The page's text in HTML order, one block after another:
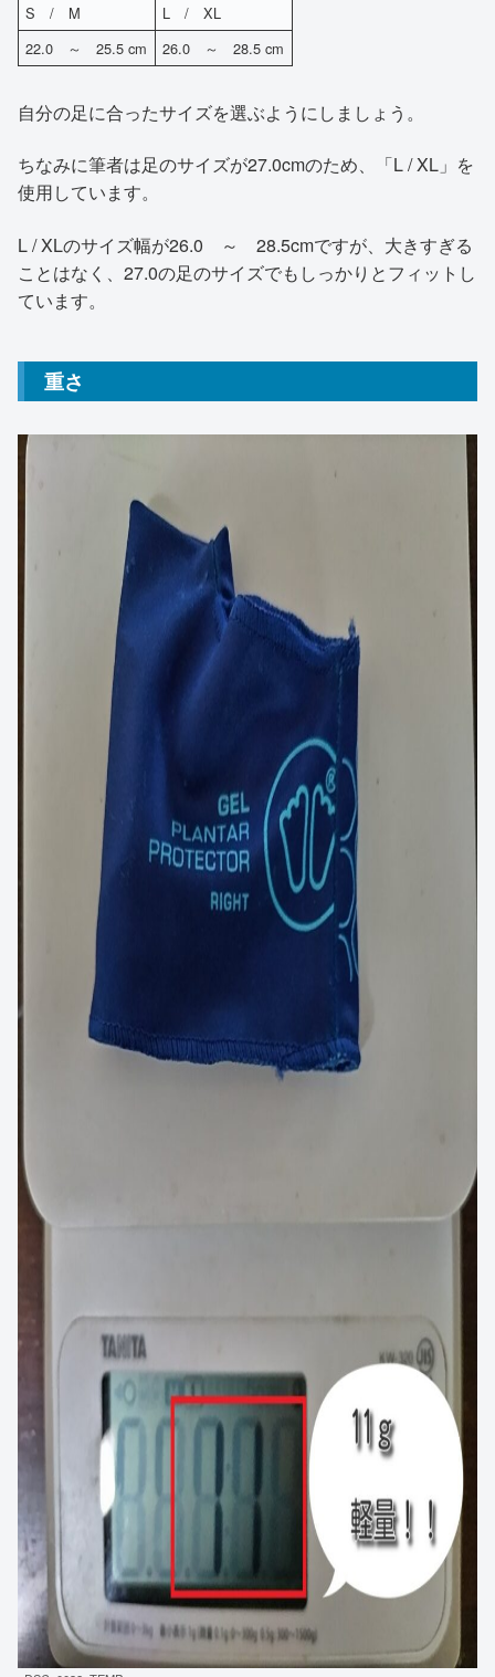
S / M
L / XL
22.0 ～ 25.5 cm
26.0 ～ 28.5 cm
自分の足に合ったサイズを選ぶようにしましょう。
ちなみに筆者は足のサイズが27.0cmのため、「L / XL」を
使用しています。
L / XLのサイズ幅が26.0 ～ 28.5cmですが、大きすぎる
ことはなく、27.0の足のサイズでもしっかりとフィットし
ています。
重さ